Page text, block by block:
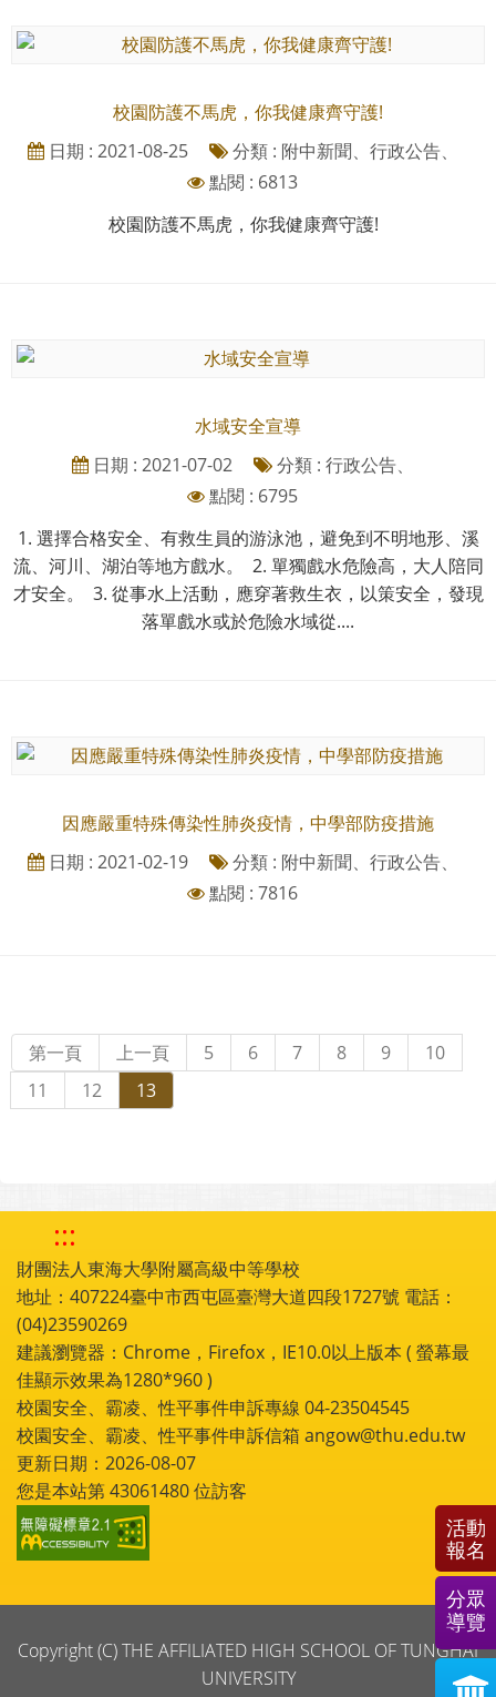
校園防護不馬虎，你我健康齊守護!
日期 : 2021-08-25
分類 : 附中新聞、行政公告、
點閱 : 6813
校園防護不馬虎，你我健康齊守護!
水域安全宣導
日期 : 2021-07-02
分類 : 行政公告、
點閱 : 6795
1. 選擇合格安全、有救生員的游泳池，避免到不明地形、溪
流、河川、湖泊等地方戲水。 2. 單獨戲水危險高，大人陪同
才安全。 3. 從事水上活動，應穿著救生衣，以策安全，發現
落單戲水或於危險水域從....
因應嚴重特殊傳染性肺炎疫情，中學部防疫措施
日期 : 2021-02-19
分類 : 附中新聞、行政公告、
點閱 : 7816
第一頁 上一頁 5 6 7 8 9
10
11
12 13
:::
財團法人東海大學附屬高級中等學校
地址：407224臺中市西屯區臺灣大道四段1727號 電話：
(04)23590269
建議瀏覽器：Chrome，Firefox，IE10.0以上版本 ( 螢幕最
佳顯示效果為1280*960 )
校園安全、霸凌、性平事件申訴專線 04-23504545
校園安全、霸凌、性平事件申訴信箱 angow@thu.edu.tw
更新日期：2026-08-07
您是本站第43061480位訪客
Copyright (C) THE AFFILIATED HIGH SCHOOL OF TUNGHAI
UNIVERSITY
活動
報名
分眾
導覽